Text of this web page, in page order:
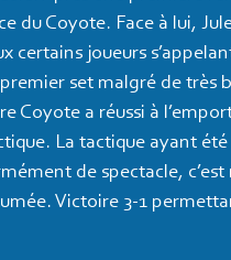
du Coyote. Face à lui,
certains joueurs
set malgré de
Coyote a réussi à
La tactique ayant
de spectacle,
Victoire 3-1